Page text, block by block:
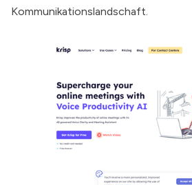
Kommunikationslandschaft.